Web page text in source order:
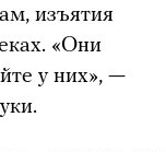
изъятия
«Они
у них», —